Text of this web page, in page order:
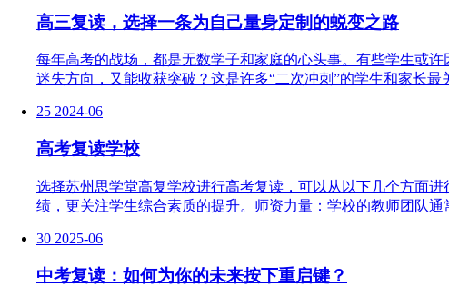
高三复读，选择一条为自己量身定制的蜕变之路
每年高考的战场，都是无数学子和家庭的心头事。有些学生或
迷失方向，又能收获突破？这是许多“二次冲刺”的学生和家长
25 2024-06
高考复读学校
选择苏州思学堂高复学校进行高考复读，可以从以下几个方面
绩，更关注学生综合素质的提升。师资力量：学校的教师团队
30 2025-06
中考复读：如何为你的未来按下重启键？